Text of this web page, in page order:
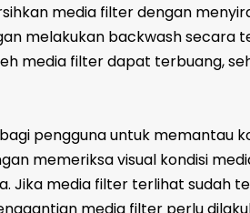
media filter dengan
melakukan backwash secara
media filter dapat terbuang,
pengguna untuk memantau
memeriksa visual kondisi
Jika media filter terlihat sudah